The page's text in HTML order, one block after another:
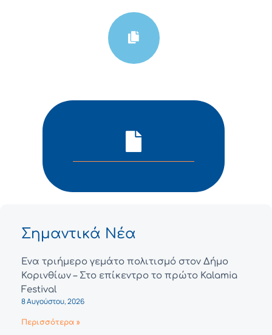
Σημαντικά Νέα
Ένα τριήμερο γεμάτο πολιτισμό στον Δήμο
Κορινθίων – Στο επίκεντρο το πρώτο Kalamia
Festival
8 Αυγούστου, 2026
Περισσότερα »